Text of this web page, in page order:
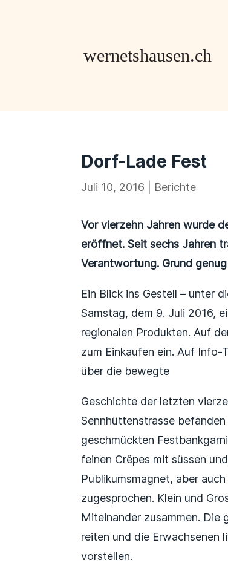
Dorf-Lade Fest
Juli 10, 2016 Berichte
Vor vierzehn Jahren wurde
eröffnet. Seit sechs Jahren
Verantwortung. Grund
Ein Blick ins Gestell – unter
Samstag, dem 9. Juli 2016,
regionalen Produkten. Auf
zum Einkaufen ein. Auf Info-
über die bewegte
Geschichte der letzten
Sennhüttenstrasse befanden
geschmückten
feinen Crêpes mit süssen
Publikumsmagnet, aber
zugesprochen. Klein und
Miteinander zusammen. Die
reiten und die Erwachsenen
vorstellen.